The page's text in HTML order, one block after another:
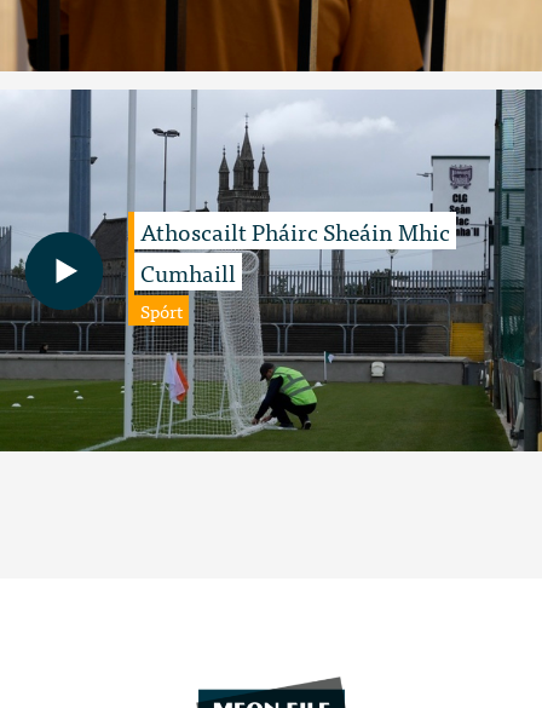
Athoscailt Pháirc Sheáin Mhic
Cumhaill
Spórt